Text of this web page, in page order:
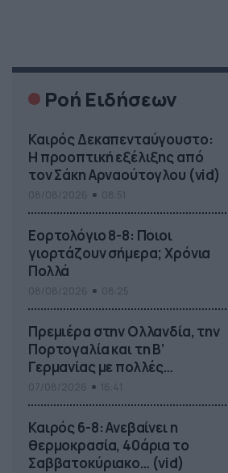
Ροή Ειδήσεων
Καιρός Δεκαπενταύγουστο:
Η προοπτική εξέλιξης από
τον Σάκη Αρναούτογλου (vid)
Εορτολόγιο 8-8: Ποιοι
γιορτάζουν σήμερα; Χρόνια
Πολλά
Πρεμιέρα στην Ολλανδία, την
Πορτογαλία και τη Β’
Γερμανίας με πολλές
στοιχηματικές επιλογές από
το ΠΑΜΕ ΣΤΟΙΧΗΜΑ
Καιρός 6-8: Ανεβαίνει η
θερμοκρασία, 40άρια το
Σαββατοκύριακο… (vid)